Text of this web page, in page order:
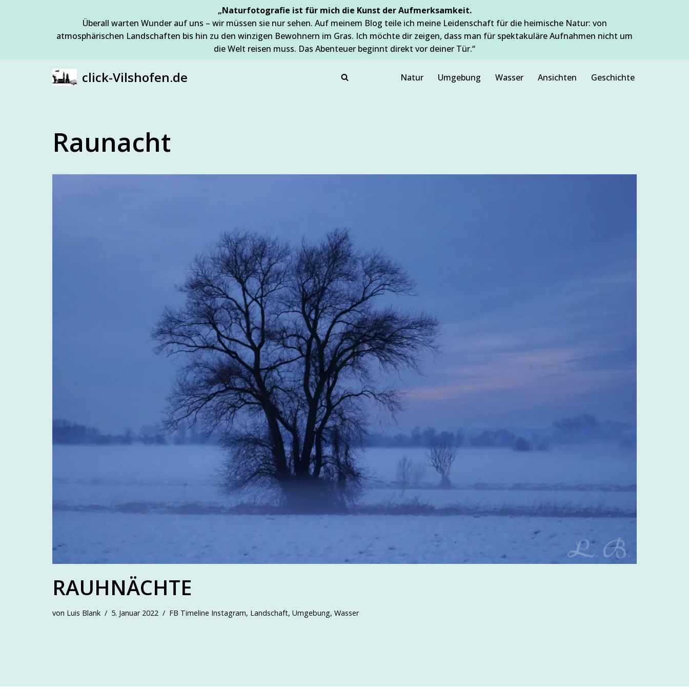
„Naturfotografie ist für mich die Kunst der Aufmerksamkeit.
Überall warten Wunder auf uns – wir müssen sie nur sehen. Auf meinem Blog teile ich meine Leidenschaft für die heimische Natur: von
atmosphärischen Landschaften bis hin zu den winzigen Bewohnern im Gras. Ich möchte dir zeigen, dass man für spektakuläre Aufnahmen nicht um
die Welt reisen muss. Das Abenteuer beginnt direkt vor deiner Tür.“
click-Vilshofen.de Natur Umgebung Wasser Ansichten Geschichte
Raunacht
RAUHNÄCHTE
von Luis Blank 5. Januar 2022 FB Timeline Instagram, Landschaft, Umgebung, Wasser